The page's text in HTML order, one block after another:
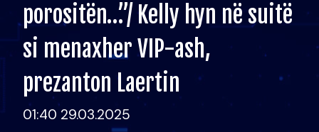
porositën…”/ Kelly hyn në suitë
si menaxher VIP-ash,
prezanton Laertin
01:40 29.03.2025